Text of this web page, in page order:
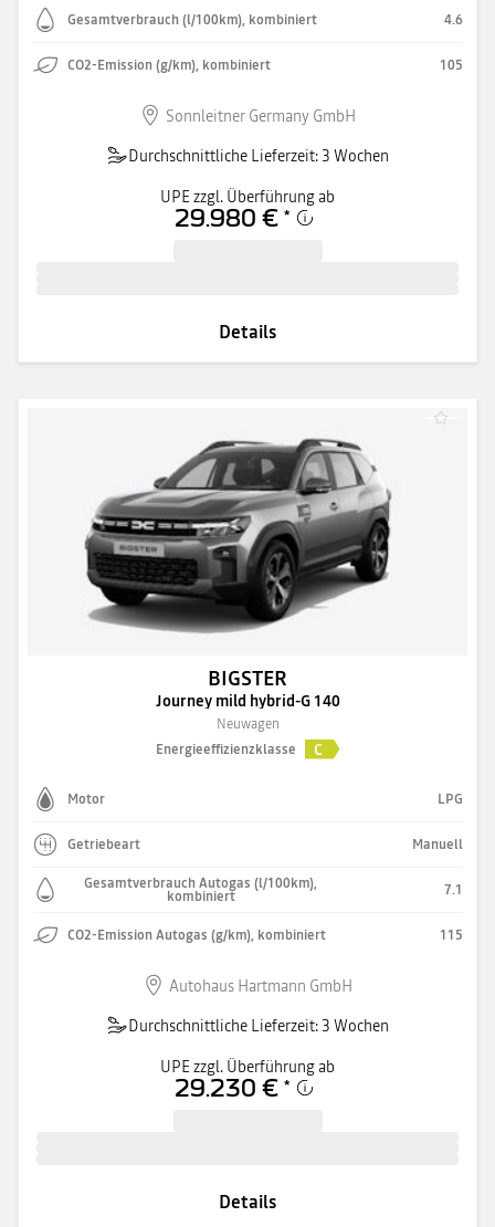
Gesamtverbrauch (l/100km), kombiniert 4.6
CO2-Emission (g/km), kombiniert 105
Sonnleitner Germany GmbH
Durchschnittliche Lieferzeit: 3 Wochen
UPE zzgl. Überführung ab
29.980 € *
Details
BIGSTER
Journey mild hybrid-G 140
Neuwagen
Energieeffizienzklasse
C
Motor LPG
Getriebeart Manuell
Gesamtverbrauch Autogas (l/100km),
kombiniert 7.1
CO2-Emission Autogas (g/km), kombiniert 115
Autohaus Hartmann GmbH
Durchschnittliche Lieferzeit: 3 Wochen
UPE zzgl. Überführung ab
29.230 € *
Details